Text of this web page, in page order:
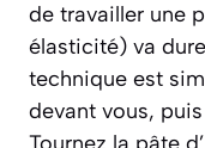
de travailler une
élasticité) va
technique est
devant vous,